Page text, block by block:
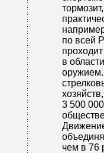
по всей
в
оружием.
3 500
чем в 76